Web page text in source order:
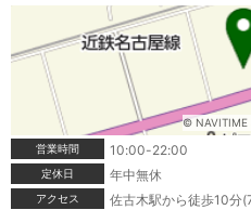
© NAVITIME
営業時間
10:00-22:00
定休日 年中無休
アクセス 佐古木駅から徒歩10分